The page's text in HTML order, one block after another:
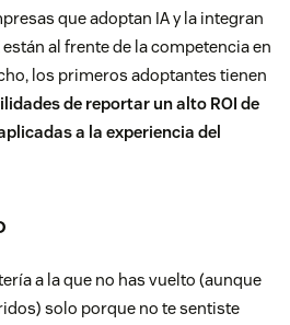
que adoptan IA y la integran
al frente de la competencia en
los primeros adoptantes tienen
de reportar un alto ROI de
a la experiencia del
a la que no has vuelto (aunque
solo porque no te sentiste